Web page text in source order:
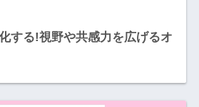
する!視野や共感力を広げるオ